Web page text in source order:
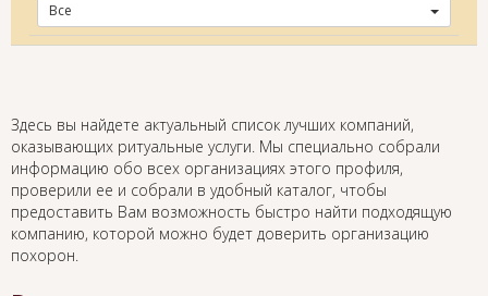
Все
Здесь вы найдете актуальный список лучших компаний,
оказывающих ритуальные услуги. Мы специально собрали
информацию обо всех организациях этого профиля,
проверили ее и собрали в удобный каталог, чтобы
предоставить Вам возможность быстро найти подходящую
компанию, которой можно будет доверить организацию
похорон.